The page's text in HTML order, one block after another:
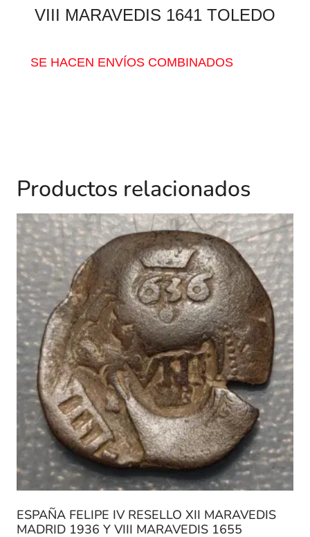
VIII MARAVEDIS 1641 TOLEDO
SE HACEN ENVÍOS COMBINADOS
Productos relacionados
ESPAÑA FELIPE IV RESELLO XII MARAVEDIS
MADRID 1936 Y VIII MARAVEDIS 1655